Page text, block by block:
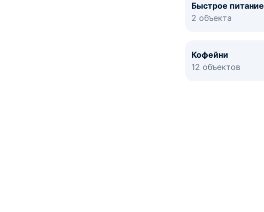
Быстрое питание
2 объекта
Кофейни
12 объектов